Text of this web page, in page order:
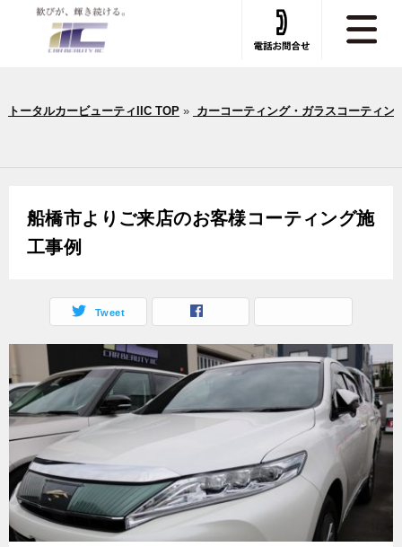
トータルカービューティIIC TOP» カーコーティング・ガラスコーティン
船橋市よりご来店のお客様コーティング施
工事例
Tweet